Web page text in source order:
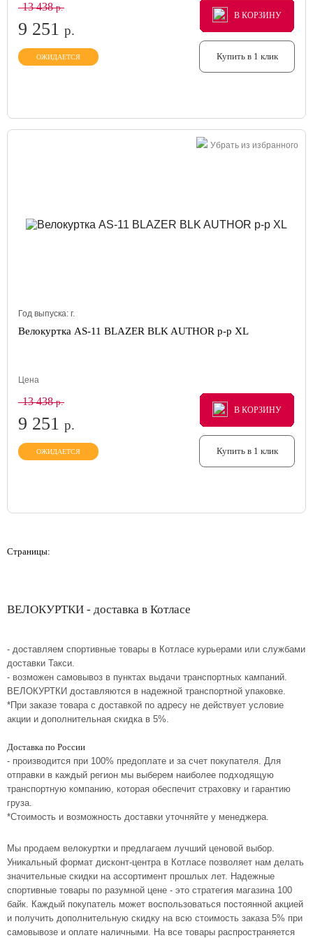
13 438р.
9 251 р.
ОЖИДАЕТСЯ
В КОРЗИНУ
В КОРЗИНУ
В КОРЗИНУ
Купить в 1 клик
Убрать из избранного
Год выпуска: г.
Велокуртка AS-11 BLAZER BLK AUTHOR р-р XL
Цена
13 438р.
9 251 р.
ОЖИДАЕТСЯ
В КОРЗИНУ
В КОРЗИНУ
В КОРЗИНУ
Купить в 1 клик
Страницы:
ВЕЛОКУРТКИ - доставка в Котласе
- доставляем спортивные товары в Котласе курьерами или службами
доставки Такси.
- возможен самовывоз в пунктах выдачи транспортных кампаний.
ВЕЛОКУРТКИ доставляются в надежной транспортной упаковке.
*При заказе товара с доставкой по адресу не действует условие
акции и дополнительная скидка в 5%.
Доставка по России
- производится при 100% предоплате и за счет покупателя. Для
отправки в каждый регион мы выберем наиболее подходящую
транспортную компанию, которая обеспечит страховку и гарантию
груза.
*Стоимость и возможность доставки уточняйте у менеджера.
Мы продаем велокуртки и предлагаем лучший ценовой выбор.
Уникальный формат дисконт-центра в Котласе позволяет нам делать
значительные скидки на ассортимент прошлых лет. Надежные
спортивные товары по разумной цене - это стратегия магазина 100
байк. Каждый покупатель может воспользоваться постоянной акцией
и получить дополнительную скидку на всю стоимость заказа 5% при
самовывозе и оплате наличными. На все товары распространяется